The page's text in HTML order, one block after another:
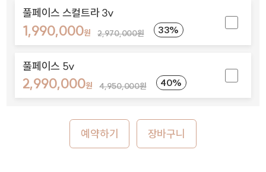
풀페이스 스컬트라 3v
1,990,000원 2,970,000원 33%
풀페이스 5v
2,990,000원 4,950,000원 40%
예약하기 장바구니